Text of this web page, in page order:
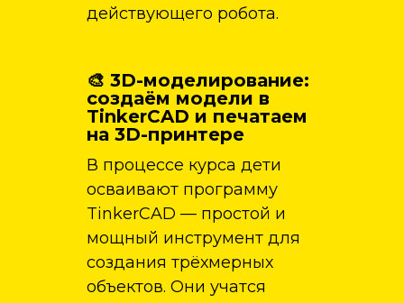
🎨 3D-моделирование:
создаём модели в
TinkerCAD и печатаем
на 3D-принтере
В процессе курса дети
осваивают программу
TinkerCAD — простой и
мощный инструмент для
создания трёхмерных
объектов. Они учатся
действующего робота.